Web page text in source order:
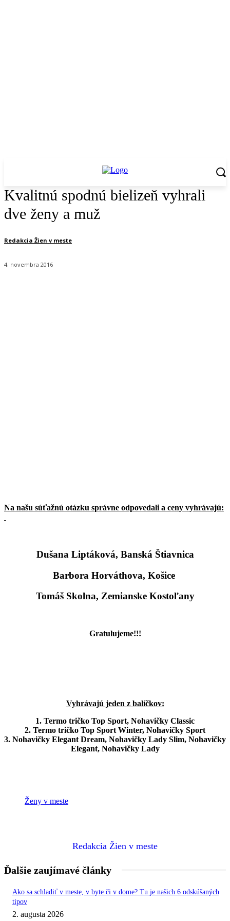
Kvalitnú spodnú bielizeň vyhrali
dve ženy a muž
Redakcia Žien v meste
4. novembra 2016
Na našu súťažnú otázku správne odpovedali a ceny vyhrávajú:
Dušana Liptáková, Banská Štiavnica
Barbora Horváthova, Košice
Tomáš Skolna, Zemianske Kostoľany
Gratulujeme!!!
Vyhrávajú jeden z balíčkov:
1. Termo tričko Top Sport, Nohavičky Classic
2. Termo tričko Top Sport Winter, Nohavičky Sport
3. Nohavičky Elegant Dream, Nohavičky Lady Slim, Nohavičky
Elegant, Nohavičky Lady
Ženy v meste
Redakcia Žien v meste
Ďalšie zaujímavé články
Ako sa schladiť v meste, v byte či v dome? Tu je našich 6 odskúšaných
tipov
2. augusta 2026